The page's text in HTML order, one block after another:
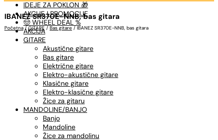
IDEJE ZA POKLON 🎁
AKCIJE I PROMOCIJE
🤠 WHEEL DEAL %
AKCIJA
GITARE
Akustične gitare
Bas gitare
Električne gitare
Elektro-akustične gitare
Klasične gitare
Elektro-klasične gitare
Žice za gitaru
MANDOLINE/BANJO
Banjo
Mandoline
Žice za mandolinu
IBANEZ SR370E-NNB, bas gitara
Početna / GITARE / Bas gitare / IBANEZ SR370E-NNB, bas gitara